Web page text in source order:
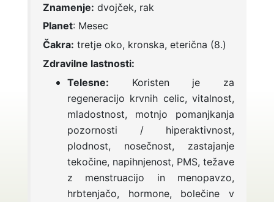
Znamenje: dvojček, rak
Planet: Mesec
Čakra: tretje oko, kronska, eterična (8.)
Zdravilne lastnosti:
Telesne: Koristen je za
regeneracijo krvnih celic, vitalnost,
mladostnost, motnjo pomanjkanja
pozornosti / hiperaktivnost,
plodnost, nosečnost, zastajanje
tekočine, napihnjenost, PMS, težave
z menstruacijo in menopavzo,
hrbtenjačo, hormone, bolečine v